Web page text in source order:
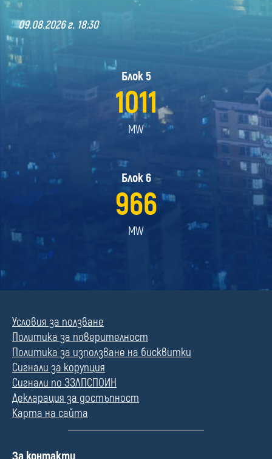
09.08.2026 г. 18:30
Блок 5
1011
MW
Блок 6
966
MW
Условия за ползване
Политика за поверителност
Политика за използване на бисквитки
Сигнали за корупция
Сигнали по ЗЗЛПСПОИН
Декларация за достъпност
Карта на сайта
П